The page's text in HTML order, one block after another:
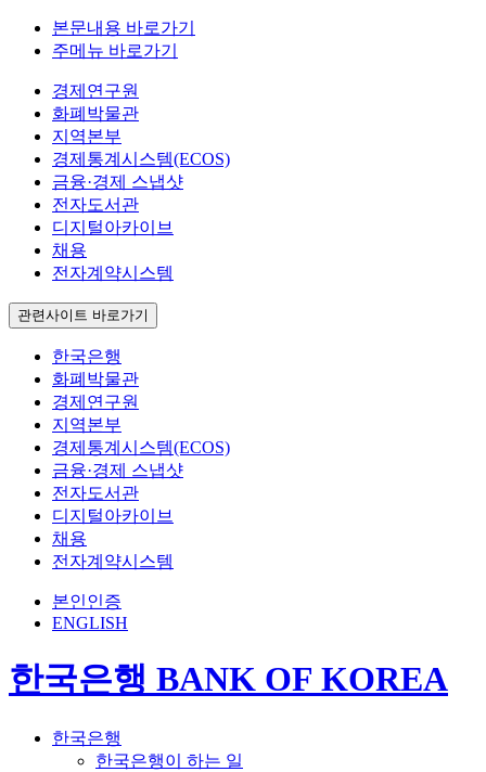
본문내용 바로가기
주메뉴 바로가기
경제연구원
화폐박물관
지역본부
경제통계시스템(ECOS)
금융·경제 스냅샷
전자도서관
디지털아카이브
채용
전자계약시스템
관련사이트 바로가기
한국은행
화폐박물관
경제연구원
지역본부
경제통계시스템(ECOS)
금융·경제 스냅샷
전자도서관
디지털아카이브
채용
전자계약시스템
본인인증
ENGLISH
한국은행 BANK OF KOREA
한국은행
한국은행이 하는 일